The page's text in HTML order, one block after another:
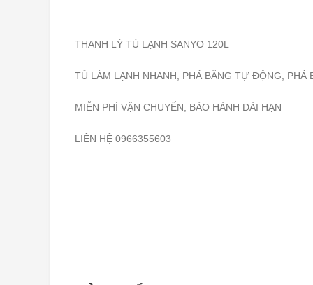
THANH LÝ TỦ LẠNH SANYO 120L
TỦ LÀM LẠNH NHANH, PHÁ BĂNG TỰ ĐỘNG, PHÁ
MIỄN PHÍ VẬN CHUYỂN, BẢO HÀNH DÀI HẠN
LIÊN HỆ 0966355603